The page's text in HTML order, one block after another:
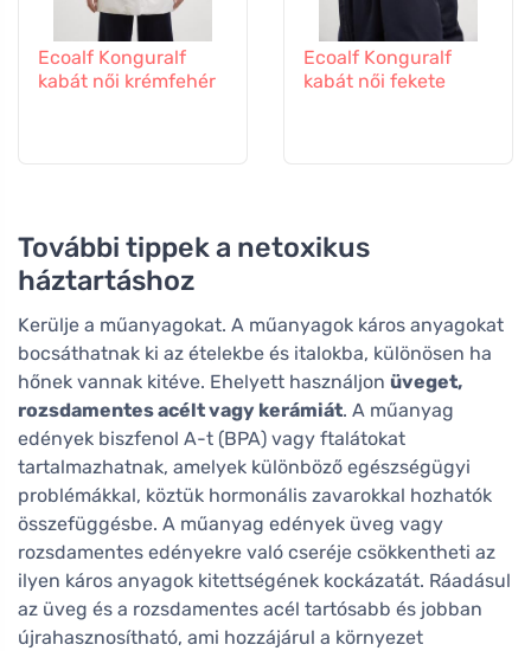
Ecoalf Konguralf
kabát női krémfehér
Ecoalf Konguralf
kabát női fekete
További tippek a netoxikus
háztartáshoz
Kerülje a műanyagokat. A műanyagok káros anyagokat
bocsáthatnak ki az ételekbe és italokba, különösen ha
hőnek vannak kitéve. Ehelyett használjon üveget,
rozsdamentes acélt vagy kerámiát. A műanyag
edények biszfenol A-t (BPA) vagy ftalátokat
tartalmazhatnak, amelyek különböző egészségügyi
problémákkal, köztük hormonális zavarokkal hozhatók
összefüggésbe. A műanyag edények üveg vagy
rozsdamentes edényekre való cseréje csökkentheti az
ilyen káros anyagok kitettségének kockázatát. Ráadásul
az üveg és a rozsdamentes acél tartósabb és jobban
újrahasznosítható, ami hozzájárul a környezet